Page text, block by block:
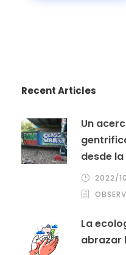
Recent Articles
Un
desde
2022/
La
abrazar